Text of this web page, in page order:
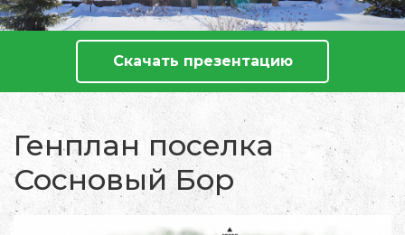
Скачать презентацию
Генплан поселка
Сосновый Бор